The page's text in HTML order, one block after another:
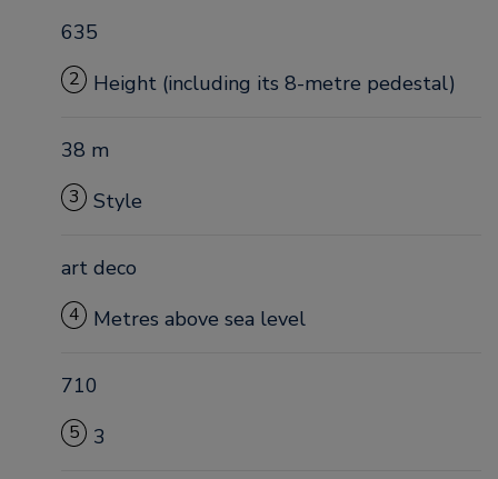
635
2 Height (including its 8-metre pedestal)
38 m
3 Style
art deco
4 Metres above sea level
710
5 3